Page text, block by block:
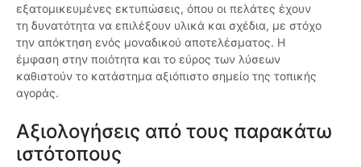
εξατομικευμένες εκτυπώσεις, όπου οι πελάτες έχουν
τη δυνατότητα να επιλέξουν υλικά και σχέδια, με στόχο
την απόκτηση ενός μοναδικού αποτελέσματος. Η
έμφαση στην ποιότητα και το εύρος των λύσεων
καθιστούν το κατάστημα αξιόπιστο σημείο της τοπικής
αγοράς.
Αξιολογήσεις από τους παρακάτω
ιστότοπους